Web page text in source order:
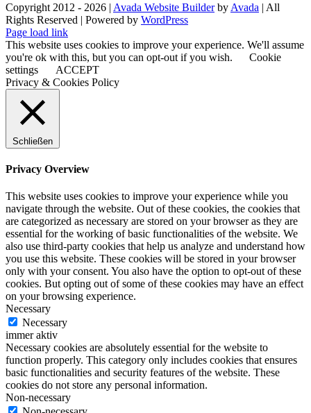
Copyright 2012 - 2026 | Avada Website Builderby Avada | All
Rights Reserved | Powered by WordPress
Facebook
X
Instagram
Pinterest
Page load link
This website uses cookies to improve your experience. We'll assume
you're ok with this, but you can opt-out if you wish.
Cookie
settings
ACCEPT
Privacy & Cookies Policy
Schließen
Privacy Overview
This website uses cookies to improve your experience while you
navigate through the website. Out of these cookies, the cookies that
are categorized as necessary are stored on your browser as they are
essential for the working of basic functionalities of the website. We
also use third-party cookies that help us analyze and understand how
you use this website. These cookies will be stored in your browser
only with your consent. You also have the option to opt-out of these
cookies. But opting out of some of these cookies may have an effect
on your browsing experience.
Necessary
Necessary
immer aktiv
Necessary cookies are absolutely essential for the website to
function properly. This category only includes cookies that ensures
basic functionalities and security features of the website. These
cookies do not store any personal information.
Non-necessary